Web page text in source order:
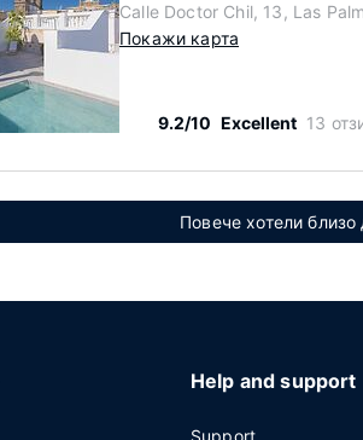
Calle Doctor Chil, 13, Las
Покажи карта
9.2/10 Excellent 13
Повече хотели
Help and support
Support